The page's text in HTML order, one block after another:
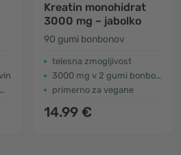
Kreatin monohidrat
3000 mg – jabolko
90 gumi bonbonov
telesna zmogljivost
3000 mg v 2 gumi bonbonih
primerno za vegane
14.99 €